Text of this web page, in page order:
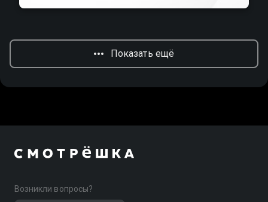
Показать ещё
Возникли вопросы?